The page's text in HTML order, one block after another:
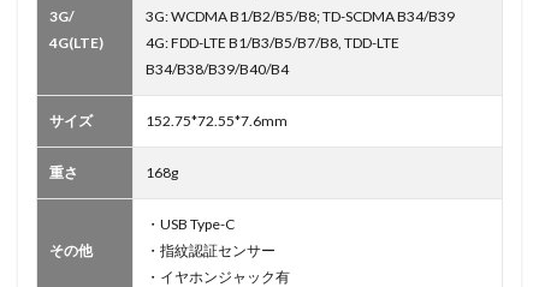
3G/
4G(LTE)
3G: WCDMA B1/B2/B5/B8; TD-SCDMA B34/B39
4G: FDD-LTE B1/B3/B5/B7/B8, TDD-LTE
B34/B38/B39/B40/B4
サイズ 152.75*72.55*7.6mm
重さ 168g
その他
・USB Type-C
・指紋認証センサー
・イヤホンジャック有